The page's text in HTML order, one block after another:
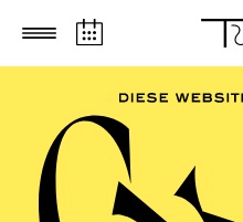
Zum Hauptinhalt springen